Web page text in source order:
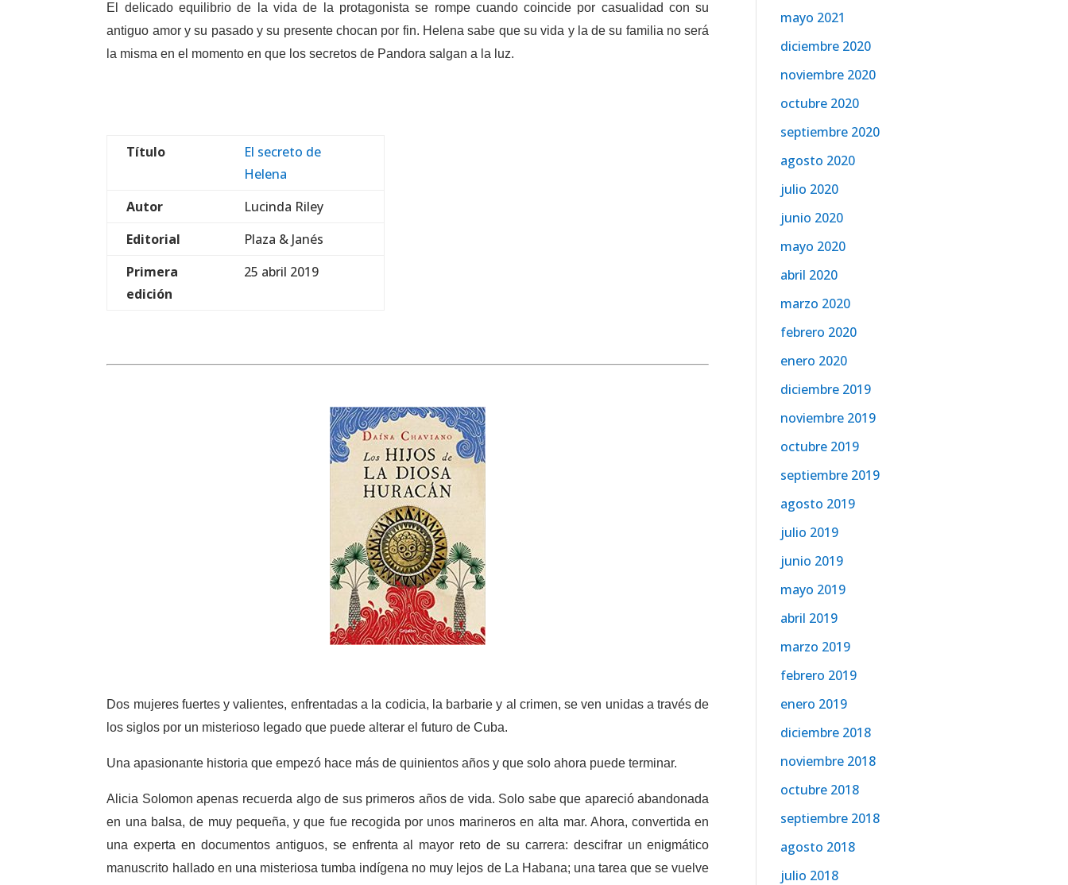
El delicado equilibrio de la vida de la protagonista se rompe cuando coincide por casualidad con su
antiguo amor y su pasado y su presente chocan por fin. Helena sabe que su vida y la de su familia no será
la misma en el momento en que los secretos de Pandora salgan a la luz.
Título
El secreto de
Helena
Autor
Lucinda Riley
Editorial
Plaza & Janés
Primera
edición
25 abril 2019
Dos mujeres fuertes y valientes, enfrentadas a la codicia, la barbarie y al crimen, se ven unidas a través de
los siglos por un misterioso legado que puede alterar el futuro de Cuba.
Una apasionante historia que empezó hace más de quinientos años y que solo ahora puede terminar.
Alicia Solomon apenas recuerda algo de sus primeros años de vida. Solo sabe que apareció abandonada
en una balsa, de muy pequeña, y que fue recogida por unos marineros en alta mar. Ahora, convertida en
una experta en documentos antiguos, se enfrenta al mayor reto de su carrera: descifrar un enigmático
manuscrito hallado en una misteriosa tumba indígena no muy lejos de La Habana; una tarea que se vuelve
mayo 2021
diciembre 2020
noviembre 2020
octubre 2020
septiembre 2020
agosto 2020
julio 2020
junio 2020
mayo 2020
abril 2020
marzo 2020
febrero 2020
enero 2020
diciembre 2019
noviembre 2019
octubre 2019
septiembre 2019
agosto 2019
julio 2019
junio 2019
mayo 2019
abril 2019
marzo 2019
febrero 2019
enero 2019
diciembre 2018
noviembre 2018
octubre 2018
septiembre 2018
agosto 2018
julio 2018